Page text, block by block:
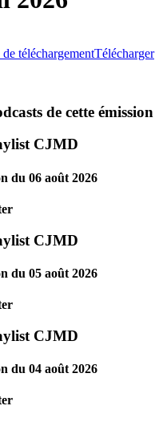
Télécharger
de cette émission
CJMD
du 06 août 2026
CJMD
du 05 août 2026
CJMD
du 04 août 2026